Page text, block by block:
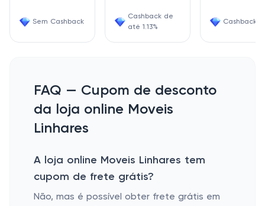
Sem Cashback
Cashback de
até 1.13%
Cashback
FAQ — Cupom de desconto
da loja online Moveis
Linhares
A loja online Moveis Linhares tem
cupom de frete grátis?
Não, mas é possível obter frete grátis em